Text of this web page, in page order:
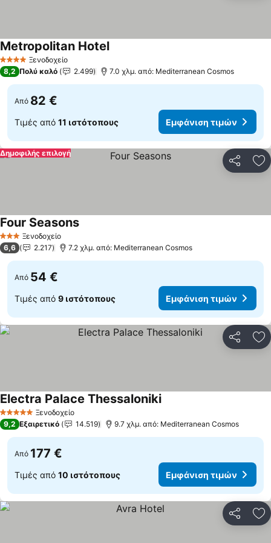
4 ΑστέριαΞενοδοχείο
Metropolitan Hotel
8,2 Πολύ καλό 2.499 7.0 χλμ. από: Mediterranean Cosmos
Από 82 €
Τιμές από 11 ιστότοπους Εμφάνιση τιμών
Δημοφιλής επιλογή
3 ΑστέριαΞενοδοχείο
Four Seasons
6,6 2.217 7.2 χλμ. από: Mediterranean Cosmos
Από 54 €
Τιμές από 9 ιστότοπους Εμφάνιση τιμών
5 Αστέρια Ξενοδοχείο
Electra Palace Thessaloniki
9,2 Εξαιρετικό 14.519 9.7 χλμ. από: Mediterranean Cosmos
Από 177 €
Τιμές από 10 ιστότοπους Εμφάνιση τιμών